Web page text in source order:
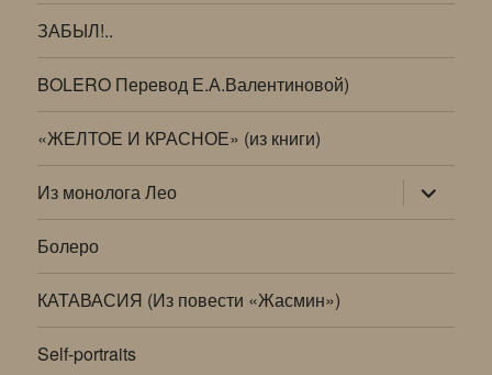
ЗАБЫЛ!..
BOLERO Перевод Е.А.Валентиновой)
«ЖЕЛТОЕ И КРАСНОЕ» (из книги)
Из монолога Лео раскрыть
дочернее
меню
Болеро
КАТАВАСИЯ (Из повести «Жасмин»)
Self-portraits